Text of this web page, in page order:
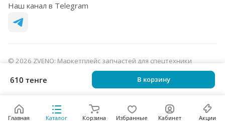
610 тенге В корзину
Наш канал в Telegram
© 2026 ZVENO: Маркетплейс запчастей для спецтехники
Конфиденциальность
Главная Каталог Корзина Избранные Кабинет Акции